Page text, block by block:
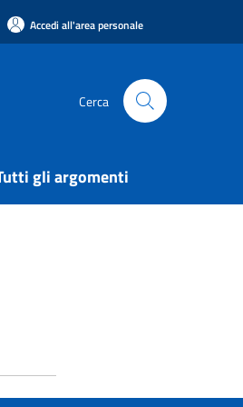
Accedi all'area personale
Cerca
gli argomenti